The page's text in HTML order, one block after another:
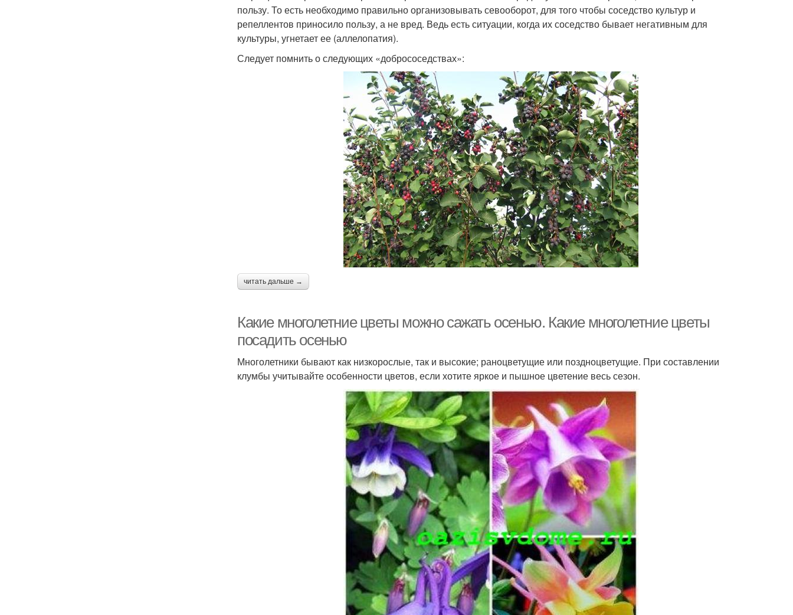
пользу. То есть необходимо правильно организовывать севооборот, для того чтобы соседство культур и
репеллентов приносило пользу, а не вред. Ведь есть ситуации, когда их соседство бывает негативным для
культуры, угнетает ее (аллелопатия).
Следует помнить о следующих «добрососедствах»:
читать дальше →
Какие многолетние цветы можно сажать осенью. Какие многолетние цветы
посадить осенью
Многолетники бывают как низкорослые, так и высокие; раноцветущие или поздноцветущие. При составлении
клумбы учитывайте особенности цветов, если хотите яркое и пышное цветение весь сезон.